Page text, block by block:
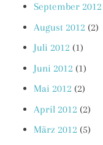
September 2012
August 2012 (2)
Juli 2012 (1)
Juni 2012 (1)
Mai 2012 (2)
April 2012 (2)
März 2012 (5)